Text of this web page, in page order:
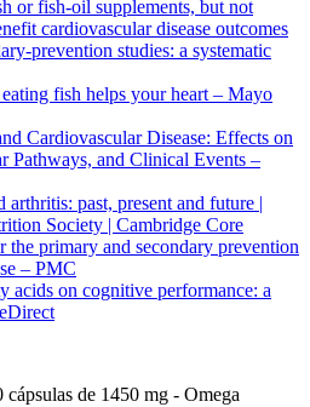
or fish-oil supplements, but not
cardiovascular disease outcomes
prevention studies: a systematic
fish helps your heart – Mayo
Cardiovascular Disease: Effects on
Pathways, and Clinical Events –
past, present and future |
Society | Cambridge Core
the primary and secondary prevention
– PMC
acids on cognitive performance: a